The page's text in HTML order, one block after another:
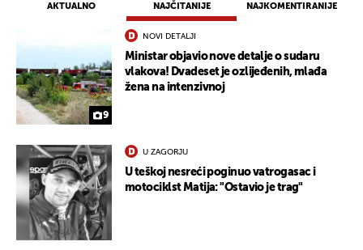
AKTUALNO NAJČITANIJE NAJKOMENTIRANIJE
9
NOVI DETALJI
Ministar objavio nove detalje o sudaru
vlakova! Dvadeset je ozlijeđenih, mlađa
žena na intenzivnoj
U ZAGORJU
U teškoj nesreći poginuo vatrogasac i
motociklst Matija: "Ostavio je trag"